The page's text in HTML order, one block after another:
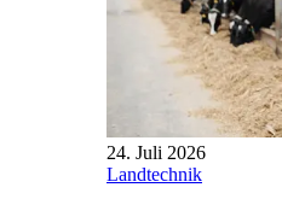
24. Juli 2026
Landtechnik